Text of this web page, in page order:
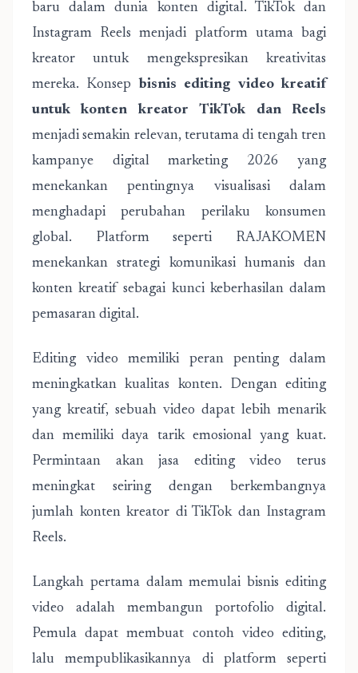
baru dalam dunia konten digital. TikTok dan
Instagram Reels menjadi platform utama bagi
kreator untuk mengekspresikan kreativitas
mereka. Konsep bisnis editing video kreatif
untuk konten kreator TikTok dan Reels
menjadi semakin relevan, terutama di tengah tren
kampanye digital marketing 2026 yang
menekankan pentingnya visualisasi dalam
menghadapi perubahan perilaku konsumen
global. Platform seperti RAJAKOMEN
menekankan strategi komunikasi humanis dan
konten kreatif sebagai kunci keberhasilan dalam
pemasaran digital.
Editing video memiliki peran penting dalam
meningkatkan kualitas konten. Dengan editing
yang kreatif, sebuah video dapat lebih menarik
dan memiliki daya tarik emosional yang kuat.
Permintaan akan jasa editing video terus
meningkat seiring dengan berkembangnya
jumlah konten kreator di TikTok dan Instagram
Reels.
Langkah pertama dalam memulai bisnis editing
video adalah membangun portofolio digital.
Pemula dapat membuat contoh video editing,
lalu mempublikasikannya di platform seperti